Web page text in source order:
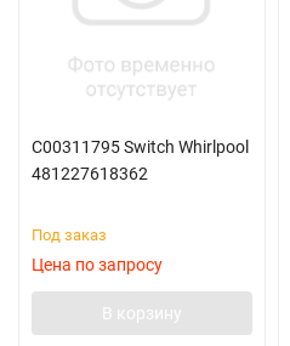
C00311795 Switch Whirlpool
481227618362
Под заказ
Цена по запросу
В корзину